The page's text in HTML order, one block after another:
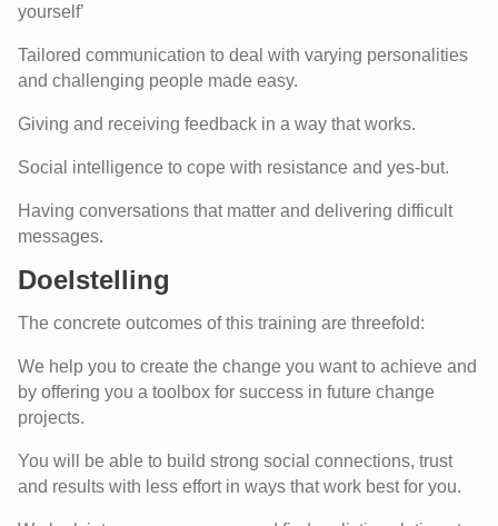
yourself’
Tailored communication to deal with varying personalities
and challenging people made easy.
Giving and receiving feedback in a way that works.
Social intelligence to cope with resistance and yes-but.
Having conversations that matter and delivering difficult
messages.
Doelstelling
The concrete outcomes of this training are threefold:
We help you to create the change you want to achieve and
by offering you a toolbox for success in future change
projects.
You will be able to build strong social connections, trust
and results with less effort in ways that work best for you.